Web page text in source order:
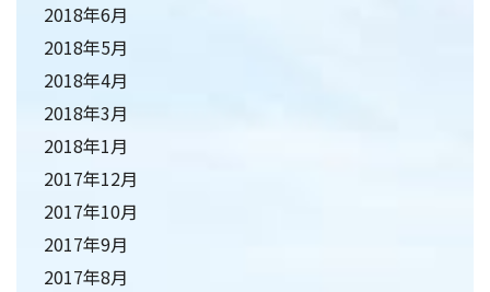
2018年6月
2018年5月
2018年4月
2018年3月
2018年1月
2017年12月
2017年10月
2017年9月
2017年8月